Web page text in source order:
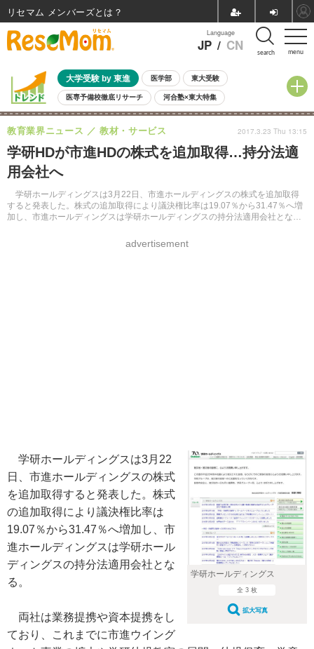
menu
Language
JP / CN search
大学受験 by 東進 医学部 東大受験
医専予備校徹底リサーチ 河合塾×東大特集
親子で考える大学選び 高校受験 中学受験 小学校受験
共通テスト 夏休み 8月開催学校説明会・相談会
8月開催イベント・WS 全国公立高校 過去問 人気記事
自由研究教材（小学生向け）
学研HDが市進HDの株式を追加取得…持分法適
用会社へ
学研ホールディングスは3月22日、市進ホールディングスの株式を追加取得
すると発表した。株式の追加取得により議決権比率は19.07％から31.47％へ増
加し、市進ホールディングスは学研ホールディングスの持分法適用会社とな
教育業界ニュース 教材・サービス
advertisement
2017.3.23 Thu 13:15
学研ホールディングス
全 3 枚
拡大写真
学研ホールディングスは3月22
日、市進ホールディングスの株式
を追加取得すると発表した。株式
の追加取得により議決権比率は
19.07％から31.47％へ増加し、市
進ホールディングスは学研ホール
ディングスの持分法適用会社とな
る。
両社は業務提携や資本提携をし
ており、これまでに市進ウイング
リセマム メンバーズ